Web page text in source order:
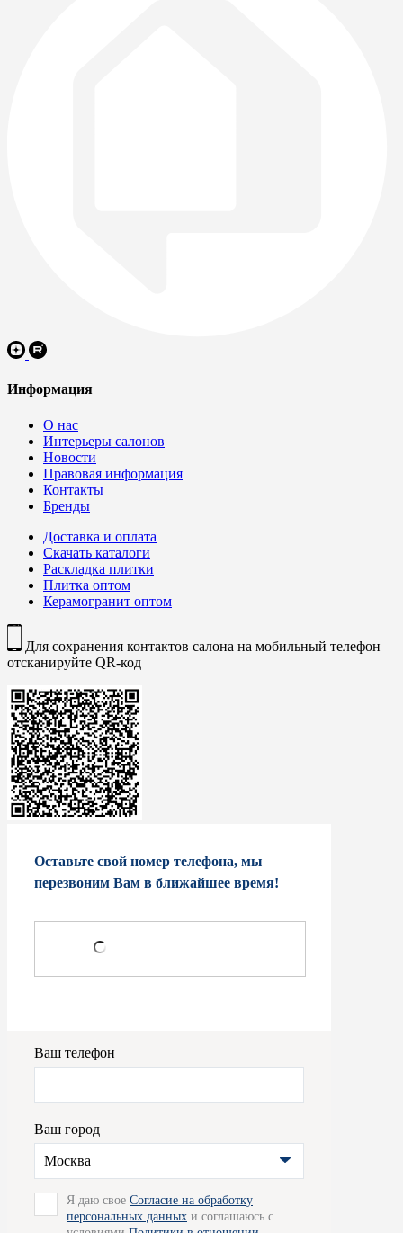
Информация
О нас
Интерьеры салонов
Новости
Правовая информация
Контакты
Бренды
Доставка и оплата
Скачать каталоги
Раскладка плитки
Плитка оптом
Керамогранит оптом
Для сохранения контактов салона на мобильный телефон
отсканируйте QR-код
Оставьте свой номер телефона, мы
перезвоним Вам в ближайшее время!
Ваш телефон
Ваш город
Москва
Я даю свое Согласие на обработку
персональных данных и соглашаюсь с